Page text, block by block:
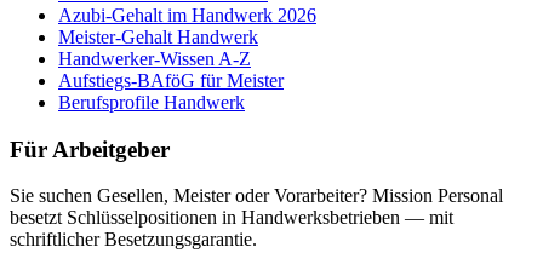
Azubi-Gehalt im Handwerk 2026
Meister-Gehalt Handwerk
Handwerker-Wissen A-Z
Aufstiegs-BAföG für Meister
Berufsprofile Handwerk
Für Arbeitgeber
Sie suchen Gesellen, Meister oder Vorarbeiter? Mission Personal
besetzt Schlüsselpositionen in Handwerksbetrieben — mit
schriftlicher Besetzungsgarantie.